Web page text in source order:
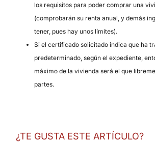
los requisitos para poder comprar una
(comprobarán su renta anual, y demás
tener, pues hay unos límites).
Si el certificado solicitado indica que ha
predeterminado, según el expediente,
máximo de la vivienda será el que
partes.
¿TE GUSTA ESTE ARTÍCULO?